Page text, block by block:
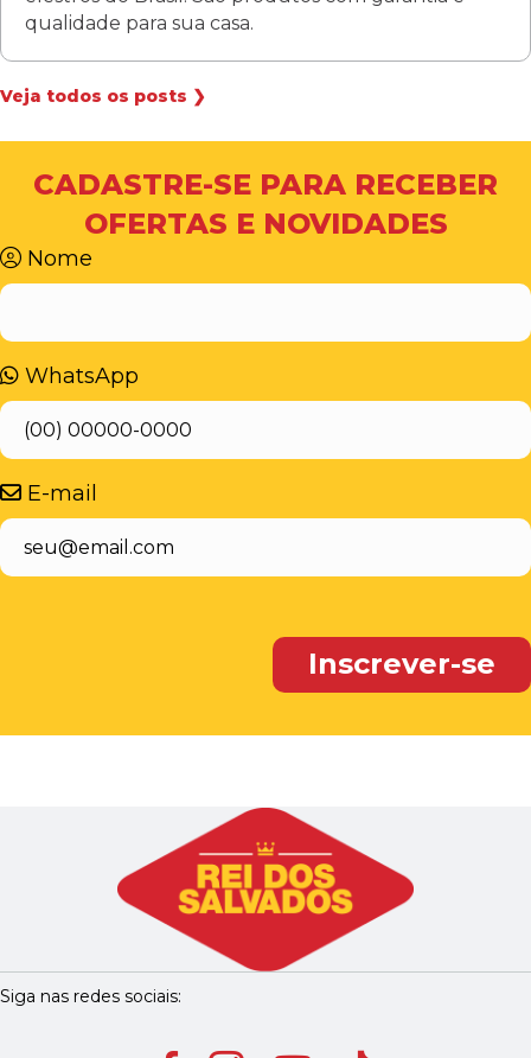
qualidade para sua casa.
Veja todos os posts ❯
CADASTRE-SE PARA RECEBER
OFERTAS E NOVIDADES
Nome
WhatsApp
E-mail
Siga nas redes sociais: